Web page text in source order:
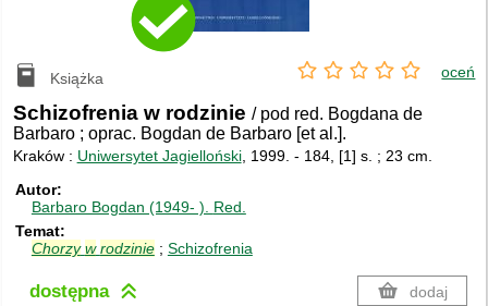
Książka oceń
Schizofrenia w rodzinie / pod red. Bogdana de
Barbaro ; oprac. Bogdan de Barbaro [et al.].
Kraków : Uniwersytet Jagielloński, 1999. - 184, [1] s. ; 23 cm.
Autor
Barbaro Bogdan (1949- ). Red.
Temat
Chorzy w rodzinie Schizofrenia
dostępna dodaj